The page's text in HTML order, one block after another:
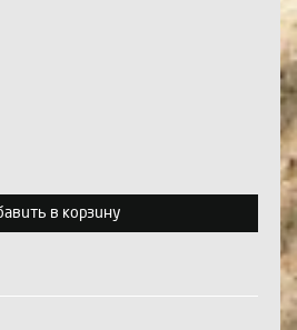
количество:
Отмена
в корзину